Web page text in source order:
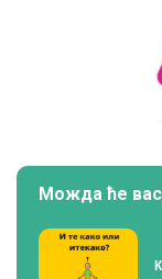
Можда ће вас